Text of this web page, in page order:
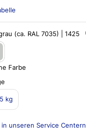
(ca. RAL 7035) | 1425
Farbe
kg
unseren Service Centern